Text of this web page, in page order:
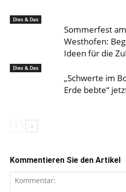
Dies & Das
Sommerfest
Westhofen:
Ideen für die
Dies & Das
„Schwerte im
Erde bebte“
Kommentieren Sie den Artikel